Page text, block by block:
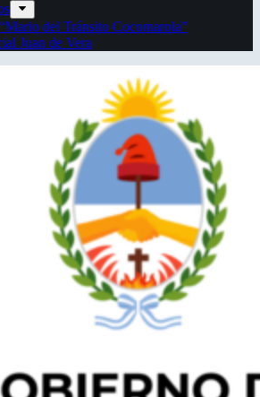
del Tránsito Cocomarola”
Juan de Vera